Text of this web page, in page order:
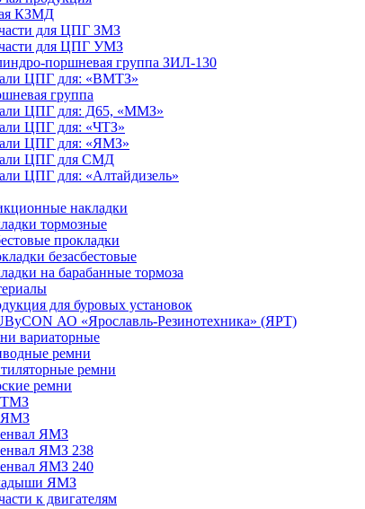
КЗМД
для ЦПГ ЗМЗ
для ЦПГ УМЗ
поршневая группа ЗИЛ-130
ЦПГ для: «ВМТЗ»
группа
ЦПГ для: Д65, «ММЗ»
ЦПГ для: «ЧТЗ»
ЦПГ для: «ЯМЗ»
ЦПГ для СМД
ЦПГ для: «Алтайдизель»
накладки
тормозные
прокладки
безасбестовые
на барабанные тормоза
для буровых установок
АО «Ярославль-Резинотехника» (ЯРТ)
вариаторные
ремни
ремни
ремни
ТМЗ
ЯМЗ
ЯМЗ
ЯМЗ 238
ЯМЗ 240
ЯМЗ
к двигателям